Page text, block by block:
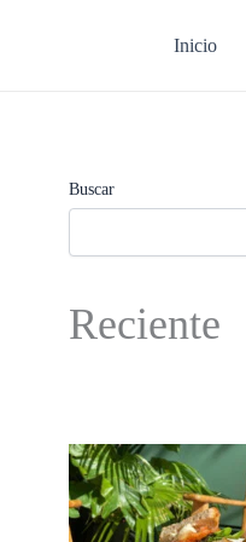
Inicio
Buscar
Reciente